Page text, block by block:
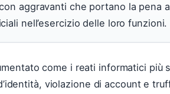
aggravanti che portano la pena
nell’esercizio delle loro funzioni.
come i reati informatici più
violazione di account e